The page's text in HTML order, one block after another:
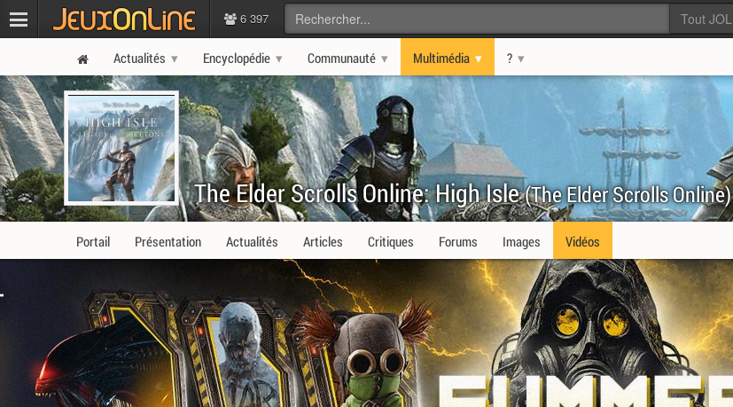
6 397 Tout JOL
Actualités Encyclopédie Communauté Multimédia ?
The Elder Scrolls Online: High Isle(The Elder Scrolls Online)
Portail Présentation Actualités Articles Critiques Forums Images Vidéos